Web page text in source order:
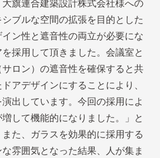
旗連合建築設計株式会社様への
ブルな空間の拡張を目的とした
ン性と遮音性の両立が必要にな
採用して頂きました。会議室と
ロン）の遮音性を確保すると共
アデザインにすることにより、
出しています。今回の採用によ
して機能的になりました。」と
た、ガラスを効果的に採用する
雰囲気となった結果、人が集ま